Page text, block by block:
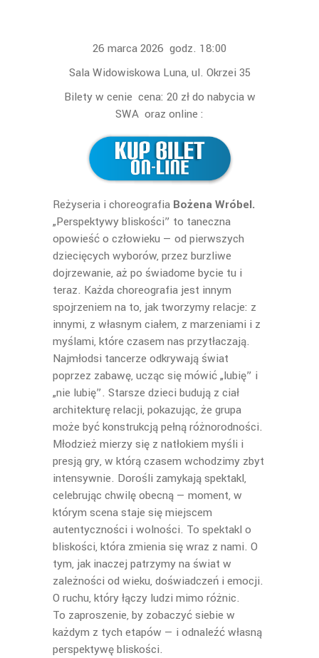
26 marca 2026 godz. 18:00
Sala Widowiskowa Luna, ul. Okrzei 35
Bilety w cenie cena: 20 zł do nabycia w
SWA oraz online :
Reżyseria i choreografia Bożena Wróbel.
„Perspektywy bliskości” to taneczna
opowieść o człowieku — od pierwszych
dziecięcych wyborów, przez burzliwe
dojrzewanie, aż po świadome bycie tu i
teraz. Każda choreografia jest innym
spojrzeniem na to, jak tworzymy relacje: z
innymi, z własnym ciałem, z marzeniami i z
myślami, które czasem nas przytłaczają.
Najmłodsi tancerze odkrywają świat
poprzez zabawę, ucząc się mówić „lubię” i
„nie lubię”. Starsze dzieci budują z ciał
architekturę relacji, pokazując, że grupa
może być konstrukcją pełną różnorodności.
Młodzież mierzy się z natłokiem myśli i
presją gry, w którą czasem wchodzimy zbyt
intensywnie. Dorośli zamykają spektakl,
celebrując chwilę obecną — moment, w
którym scena staje się miejscem
autentyczności i wolności. To spektakl o
bliskości, która zmienia się wraz z nami. O
tym, jak inaczej patrzymy na świat w
zależności od wieku, doświadczeń i emocji.
O ruchu, który łączy ludzi mimo różnic.
To zaproszenie, by zobaczyć siebie w
każdym z tych etapów — i odnaleźć własną
perspektywę bliskości.